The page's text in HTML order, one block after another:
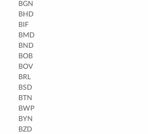
BGN
BHD
BIF
BMD
BND
BOB
BOV
BRL
BSD
BTN
BWP
BYN
BZD